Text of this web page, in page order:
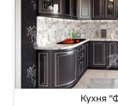
Кухня